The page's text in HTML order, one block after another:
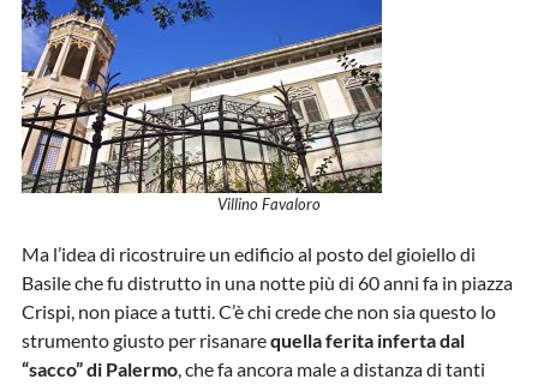
Villino Favaloro
Ma l’idea di ricostruire un edificio al posto del gioiello di
Basile che fu distrutto in una notte più di 60 anni fa in piazza
Crispi, non piace a tutti. C’è chi crede che non sia questo lo
strumento giusto per risanarequella ferita inferta dal
“sacco” di Palermo, che fa ancora male a distanza di tanti